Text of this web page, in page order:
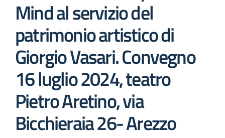
Mind al servizio del
patrimonio artistico di
Giorgio Vasari. Convegno
16 luglio 2024, teatro
Pietro Aretino, via
Bicchieraia 26- Arezzo